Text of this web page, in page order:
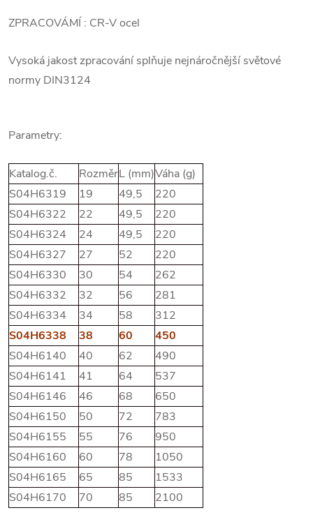
ZPRACOVÁMÍ : CR-V ocel
Vysoká jakost zpracování splňuje nejnáročnější světové
normy DIN3124
Parametry:
Katalog.č. RozměrL (mm)Váha (g)
S04H6319
19 49,5
220
S04H6322
22 49,5
220
S04H6324
24 49,5
220
S04H6327
27 52
220
S04H6330
30 54
262
S04H6332
32 56
281
S04H6334
34 58
312
S04H6338
38 60
450
S04H6140
40 62
490
S04H6141
41 64
537
S04H6146
46 68
650
S04H6150
50 72
783
S04H6155
55 76
950
S04H6160
60 78
1050
S04H6165
65 85
1533
S04H6170
70 85 2100